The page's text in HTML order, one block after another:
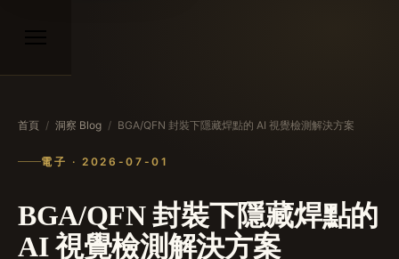
首頁 / 洞察 Blog / BGA/QFN 封裝下隱藏焊點的 AI 視覺檢測解決方案
電子 · 2026-07-01
BGA/QFN 封裝下隱藏焊點的
AI 視覺檢測解決方案